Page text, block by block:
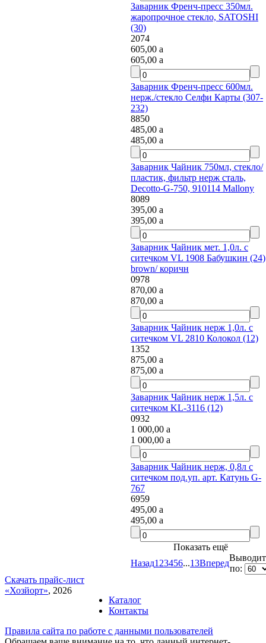
Заварник Френч-пресс 350мл.
жаропрочное стекло, SATOSHI
(30)
2074
605,00a
605,00a
Заварник Френч-пресс 600мл.
нерж./стекло Селфи Карты (307-
232)
8850
485,00a
485,00a
Заварник Чайник 750мл, стекло/
пластик, фильтр нерж сталь,
Decotto-G-750, 910114 Mallony
8089
395,00a
395,00a
Заварник Чайник мет. 1,0л. с
ситечком VL 1908 Бабушкин (24)
brown/ коричн
0978
870,00a
870,00a
Заварник Чайник нерж 1,0л. с
ситечком VL 2810 Колокол (12)
1352
875,00a
875,00a
Заварник Чайник нерж 1,5л. с
ситечком KL-3116 (12)
0932
1 000,00a
1 000,00a
Заварник Чайник нерж, 0,8л с
ситечком под.уп. арт. Катунь G-
767
6959
495,00a
495,00a
Показать ещё
Назад12 3456...13Вперед
Выводить
по:
Скачать прайс-лист
«Хозйорт», 2026
Каталог
Контакты
Правила сайта по работе с данными пользователей